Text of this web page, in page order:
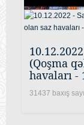
(Qoşma
havaları -
31437 baxış sayı